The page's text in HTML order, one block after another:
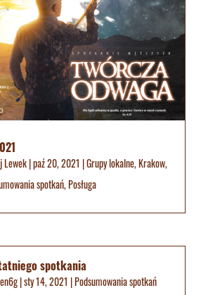
Lewek|paź 20, 2021 |Grupy lokalne,Krakow,
spotkań,Posługa
spotkania
|sty 14, 2021 |Podsumowania spotkań